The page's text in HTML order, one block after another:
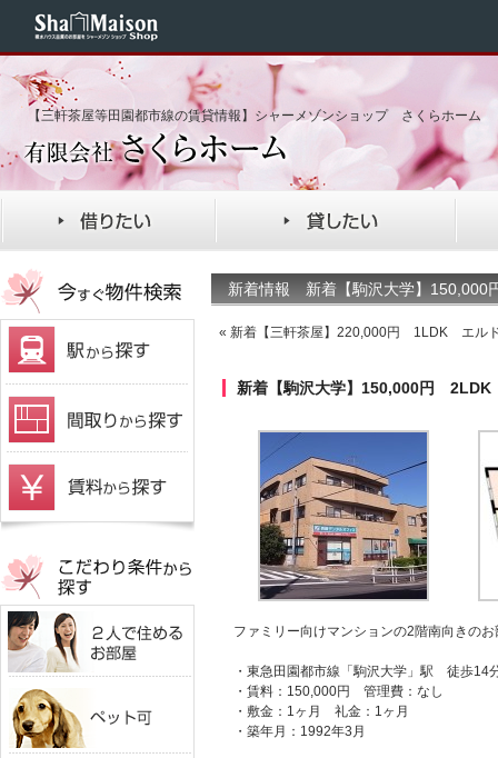
【三軒茶屋等田園都市線の賃貸情報】シャーメゾンショップ さくらホーム
新着情報 新着【駒沢大学】
« 新着【三軒茶屋】220,000円 1LDK エル
新着【駒沢大学】150,000円
ファミリー向けマンションの2階南向きの
・東急田園都市線「駒沢大学」駅 徒歩14
・賃料：150,000円 管理費：なし
・敷金：1ヶ月 礼金：1ヶ月
・築年月：1992年3月